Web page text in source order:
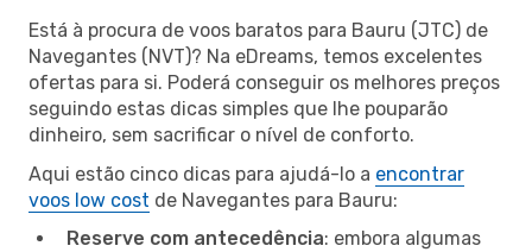
Está à procura de voos baratos para Bauru (JTC) de
Navegantes (NVT)? Na eDreams, temos excelentes
ofertas para si. Poderá conseguir os melhores preços
seguindo estas dicas simples que lhe pouparão
dinheiro, sem sacrificar o nível de conforto.
Aqui estão cinco dicas para ajudá-lo a encontrar
voos low cost de Navegantes para Bauru:
Reserve com antecedência: embora algumas